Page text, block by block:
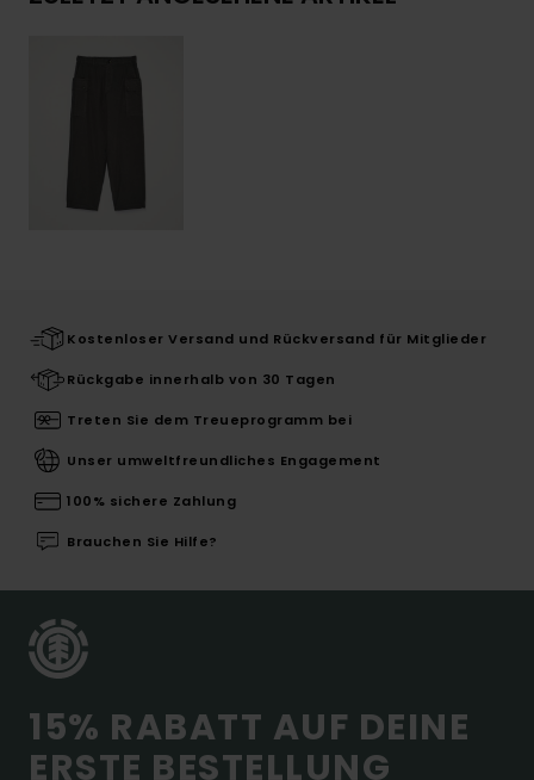
Kostenloser Versand und Rückversand für Mitglieder
Rückgabe innerhalb von 30 Tagen
Treten Sie dem Treueprogramm bei
Unser umweltfreundliches Engagement
100% sichere Zahlung
Brauchen Sie Hilfe?
15% RABATT AUF DEINE
ERSTE BESTELLUNG